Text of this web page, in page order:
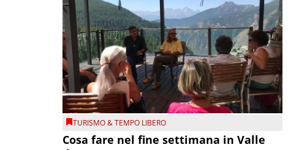
TURISMO & TEMPO LIBERO
Cosa fare nel fine settimana in Valle